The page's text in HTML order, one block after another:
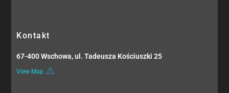
Kontakt
67-400 Wschowa, ul. Tadeusza Kościuszki 25
View Map